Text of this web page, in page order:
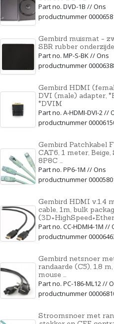
Part no. DVD-1B // Ons
productnummer
Gembird muismat -
SBR rubber onderzijde
Part no. MP-S-BK // Ons
productnummer
Gembird HDMI
DVI (male) adapter,
*DVIM
Part no. A-HDMI-DVI-2 //
productnummer
Gembird Patchkabel
CAT6, 1 meter, Beige,
8P8C ...
Part no. PP6-1M // Ons
productnummer
Gembird HDMI v.1.4
cable, 1m, bulk
Part no. CC-HDMI4-1M //
productnummer
Gembird netsnoer
randaarde (C5), 1,8
mouse ...
Part no. PC-186-ML12 //
productnummer
Stroomsnoer met